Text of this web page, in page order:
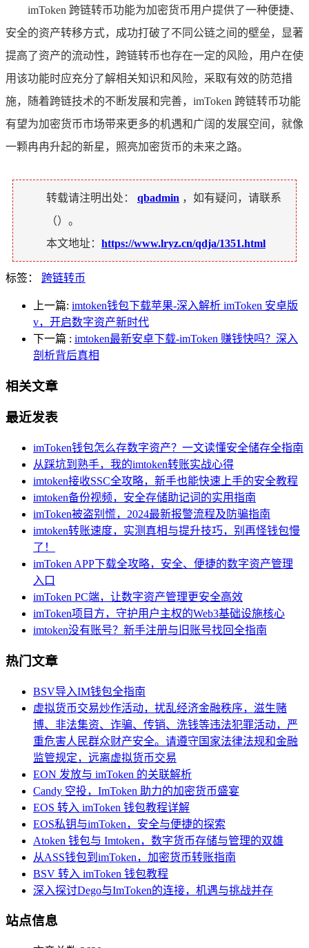
imToken 跨链转币功能为加密货币用户提供了一种便捷、
安全的资产转移方式，成功打破了不同公链之间的壁垒，显著
提高了资产的流动性，跨链转币也存在一定的风险，用户在使
用该功能时应充分了解相关知识和风险，采取有效的防范措
施，随着跨链技术的不断发展和完善，imToken 跨链转币功能
有望为加密货币市场带来更多的机遇和广阔的发展空间，就像
一颗冉冉升起的新星，照亮加密货币的未来之路。
转载请注明出处： qbadmin ，如有疑问，请联系
（）。
本文地址： https://www.lryz.cn/qdja/1351.html
标签： 跨链转币
上一篇: imtoken钱包下载苹果-深入解析 imToken 安卓版
v，开启数字资产新时代
下一篇 : imtoken最新安卓下载-imToken 赚钱快吗？深入
剖析背后真相
相关文章
最近发表
imToken钱包怎么存数字资产？一文读懂安全储存全指南
从踩坑到熟手，我的imtoken转账实战心得
imtoken接收SSC全攻略，新手也能快速上手的安全教程
imtoken备份视频，安全存储助记词的实用指南
imToken被盗别慌，2024最新报警流程及防骗指南
imtoken转账速度，实测真相与提升技巧，别再怪钱包慢
了！
imToken APP下载全攻略，安全、便捷的数字资产管理
入口
imToken PC端，让数字资产管理更安全高效
imToken项目方，守护用户主权的Web3基础设施核心
imtoken没有账号？新手注册与旧账号找回全指南
热门文章
BSV导入IM钱包全指南
虚拟货币交易炒作活动，扰乱经济金融秩序，滋生赌
博、非法集资、诈骗、传销、洗钱等违法犯罪活动，严
重危害人民群众财产安全。请遵守国家法律法规和金融
监管规定，远离虚拟货币交易
EON 发放与 imToken 的关联解析
Candy 空投，ImToken 助力的加密货币盛宴
EOS 转入 imToken 钱包教程详解
EOS私钥与imToken，安全与便捷的探索
Atoken 钱包与 Imtoken，数字货币存储与管理的双雄
从ASS钱包到imToken，加密货币转账指南
BSV 转入 imToken 钱包教程
深入探讨Dego与ImToken的连接，机遇与挑战并存
站点信息